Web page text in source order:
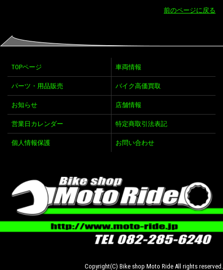
前のページに戻る
TOPページ 車両情報
パーツ・用品販売 バイク高価買取
お知らせ 店舗情報
営業日カレンダー 特定商取引法表記
個人情報保護 お問い合わせ
Copyright(C) Bike shop Moto Ride All rights reserved.